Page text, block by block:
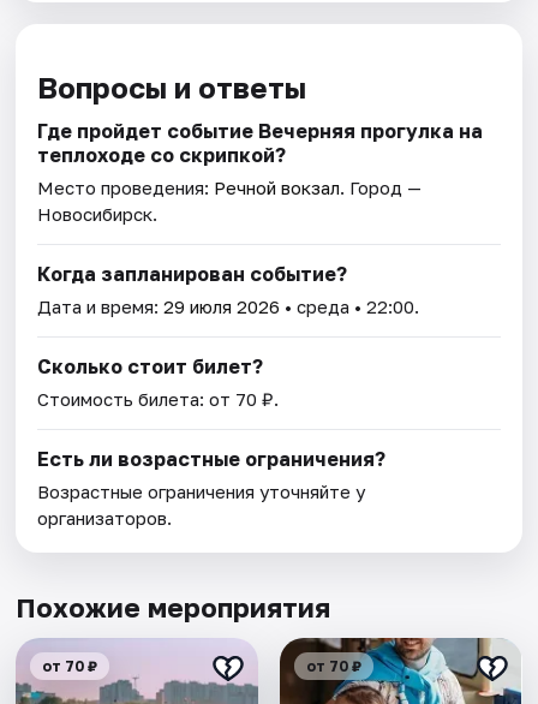
Вопросы и ответы
Где пройдет событие Вечерняя прогулка на
теплоходе со скрипкой?
Место проведения: Речной вокзал. Город —
Новосибирск.
Когда запланирован событие?
Дата и время:29 июля 2026 • среда • 22:00.
Сколько стоит билет?
Стоимость билета: от 70 ₽.
Есть ли возрастные ограничения?
Возрастные ограничения уточняйте у
организаторов.
Похожие мероприятия
от 70 ₽ от 70 ₽